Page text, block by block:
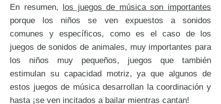
En resumen, los juegos de música son importantes
porque los niños se ven expuestos a sonidos
comunes y específicos, como es el caso de los
juegos de sonidos de animales, muy importantes para
los niños muy pequeños, juegos que también
estimulan su capacidad motriz, ya que algunos de
estos juegos de música desarrollan la coordinación y
hasta ¡se ven incitados a bailar mientras cantan!